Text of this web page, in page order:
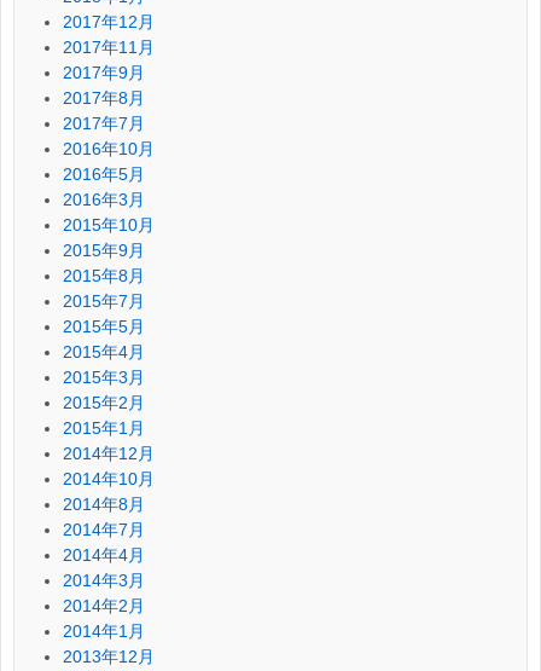
2017年12月
2017年11月
2017年9月
2017年8月
2017年7月
2016年10月
2016年5月
2016年3月
2015年10月
2015年9月
2015年8月
2015年7月
2015年5月
2015年4月
2015年3月
2015年2月
2015年1月
2014年12月
2014年10月
2014年8月
2014年7月
2014年4月
2014年3月
2014年2月
2014年1月
2013年12月